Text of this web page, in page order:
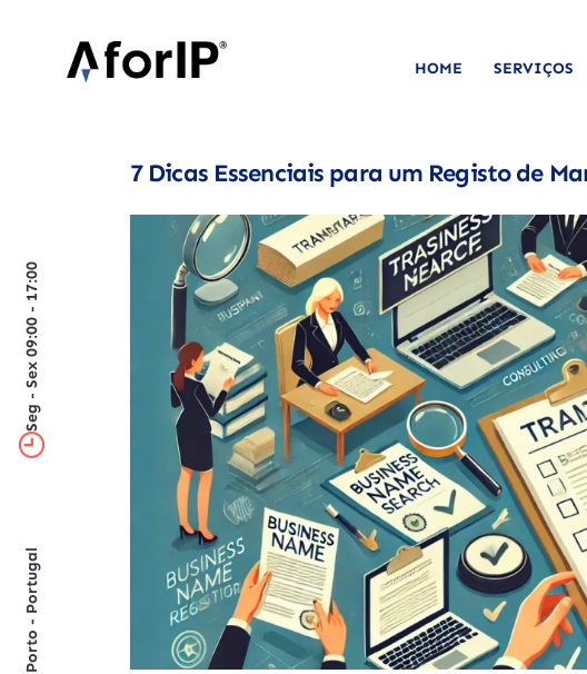
HOME SERVIÇOS
Seg - Sex 09:00 - 17:00
Porto - Portugal
7 Dicas Essenciais para um Registo de